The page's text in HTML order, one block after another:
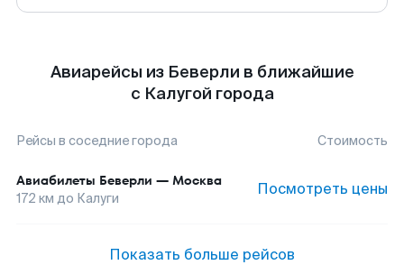
Авиарейсы из Беверли в ближайшие
с Калугой города
Рейсы в соседние города Стоимость
Авиабилеты Беверли — Москва
172 км до Калуги Посмотреть цены
Показать больше рейсов